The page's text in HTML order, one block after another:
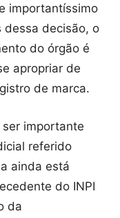
importantíssimo
dessa decisão, o
do órgão é
apropriar de
de marca.
importante
referido
ainda está
do INPI
da